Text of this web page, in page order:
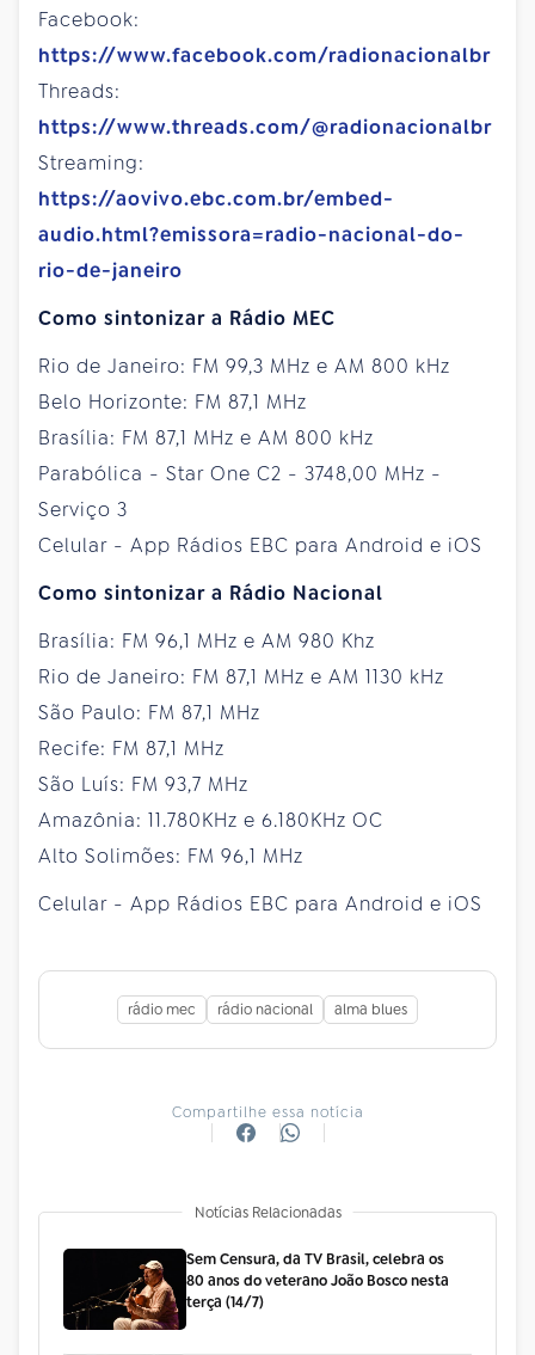
Facebook:
https://www.facebook.com/radionacionalbr
Threads:
https://www.threads.com/@radionacionalbr
Streaming:
https://aovivo.ebc.com.br/embed-
audio.html?emissora=radio-nacional-do-
rio-de-janeiro
Como sintonizar a Rádio MEC
Rio de Janeiro: FM 99,3 MHz e AM 800 kHz
Belo Horizonte: FM 87,1 MHz
Brasília: FM 87,1 MHz e AM 800 kHz
Parabólica - Star One C2 - 3748,00 MHz -
Serviço 3
Celular - App Rádios EBC para Android e iOS
Como sintonizar a Rádio Nacional
Brasília: FM 96,1 MHz e AM 980 Khz
Rio de Janeiro: FM 87,1 MHz e AM 1130 kHz
São Paulo: FM 87,1 MHz
Recife: FM 87,1 MHz
São Luís: FM 93,7 MHz
Amazônia: 11.780KHz e 6.180KHz OC
Alto Solimões: FM 96,1 MHz
Celular - App Rádios EBC para Android e iOS
rádio mec rádio nacional alma blues
Compartilhe essa notícia
Notícias Relacionadas
Sem Censura, da TV Brasil, celebra os
80 anos do veterano João Bosco nesta
terça (14/7)